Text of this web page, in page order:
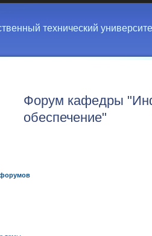
технический
Форум кафедры
обеспечение"